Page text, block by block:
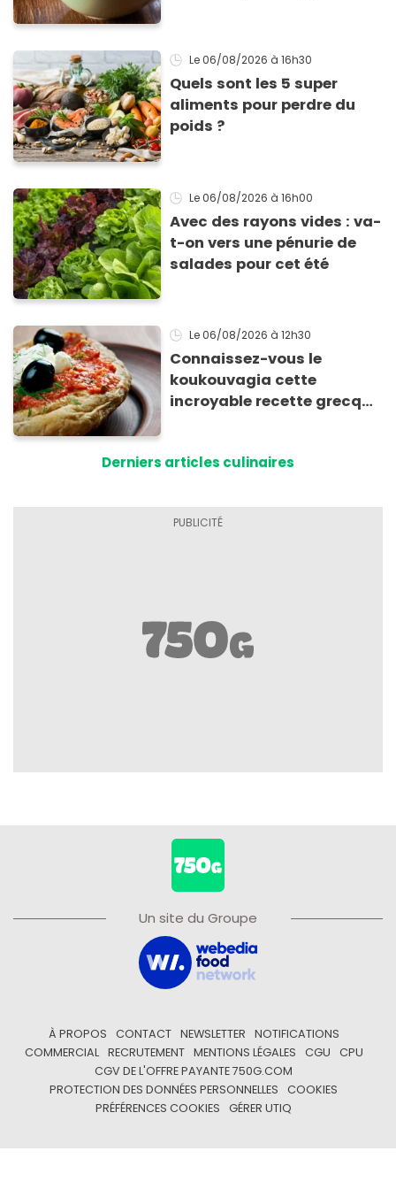
Le 06/08/2026 à 16h30
Quels sont les 5 super
aliments pour perdre du
poids ?
Le 06/08/2026 à 16h00
Avec des rayons vides : va-
t-on vers une pénurie de
salades pour cet été
Le 06/08/2026 à 12h30
Connaissez-vous le
koukouvagia cette
incroyable recette grecque
Derniers articles culinaires
Un site du Groupe
À PROPOS CONTACT NEWSLETTER
NOTIFICATIONS
COMMERCIAL
RECRUTEMENT MENTIONS LÉGALES CGU
CPU
CGV DE L'OFFRE PAYANTE 750G.COM
PROTECTION DES DONNÉES PERSONNELLES
COOKIES
PRÉFÉRENCES COOKIES
GÉRER UTIQ